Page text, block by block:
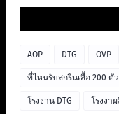
AOP DTG OVP
ที่ไหนรับสกรีนเสื้อ 200 ตัว
โรงงาน DTG โรงงา